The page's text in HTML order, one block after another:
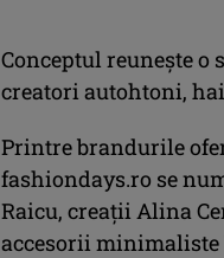
Conceptul reunește o
creatori autohtoni,
Printre brandurile
fashiondays.ro se
Raicu, creații Alina
accesorii minimaliste